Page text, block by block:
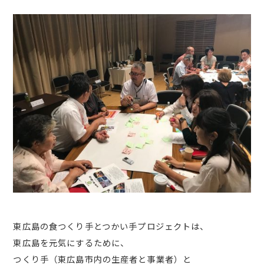
東広島の食つくり手とつかい手プロジェクトは、
東広島を元気にするために、
つくり手（東広島市内の生産者と事業者）と